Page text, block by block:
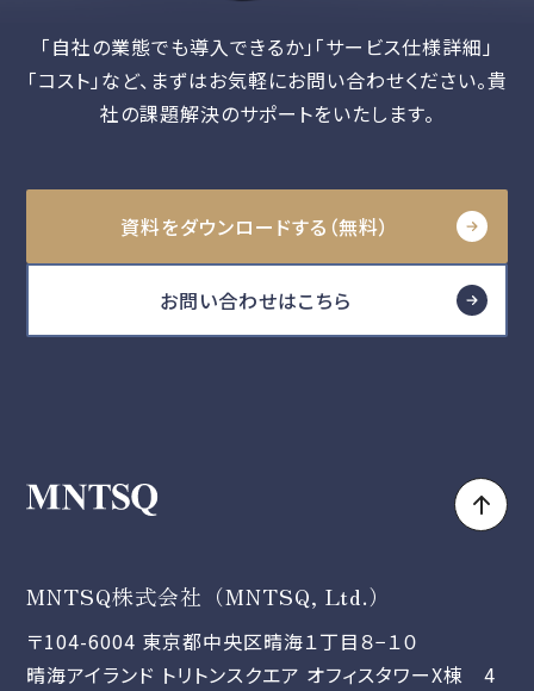
「自社の業態でも導入できるか」「サービス仕様詳細」
「コスト」など、 まずはお気軽にお問い合わせください。貴
社の課題解決のサポートをいたします。
資料をダウンロードする（無料）
お問い合わせはこちら
MNTSQ株式会社（MNTSQ, Ltd.）
〒104-6004 東京都中央区晴海１丁目８−１０
晴海アイランド トリトンスクエア オフィスタワーX棟 4